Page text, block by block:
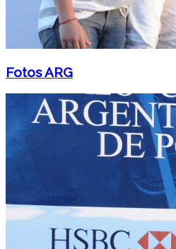
Fotos ARG